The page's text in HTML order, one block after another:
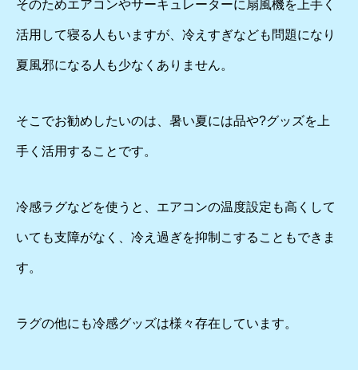
そのためエアコンやサーキュレーターに扇風機を上手く
活用して寝る人もいますが、冷えすぎなども問題になり
夏風邪になる人も少なくありません。
そこでお勧めしたいのは、暑い夏には品や?グッズを上
手く活用することです。
冷感ラグなどを使うと、エアコンの温度設定も高くして
いても支障がなく、冷え過ぎを抑制こすることもできま
す。
ラグの他にも冷感グッズは様々存在しています。